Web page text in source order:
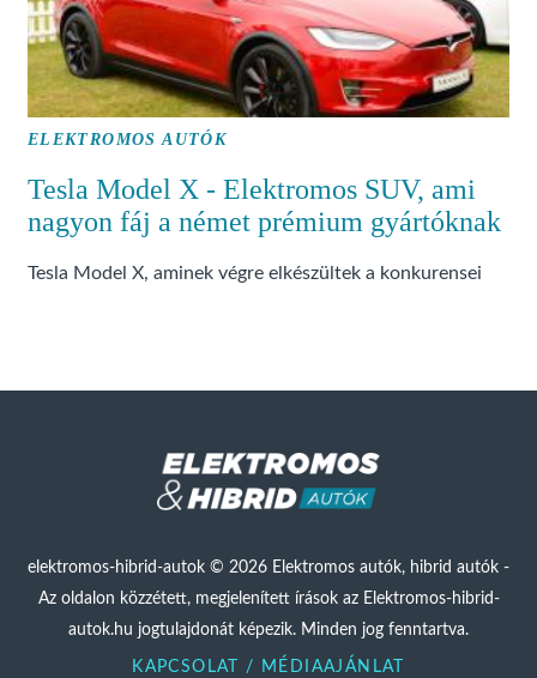
ELEKTROMOS AUTÓK
Tesla Model X - Elektromos SUV, ami
nagyon fáj a német prémium gyártóknak
Tesla Model X, aminek végre elkészültek a konkurensei
elektromos-hibrid-autok © 2026 Elektromos autók, hibrid autók -
Az oldalon közzétett, megjelenített írások az Elektromos-hibrid-
autok.hu jogtulajdonát képezik. Minden jog fenntartva.
KAPCSOLAT / MÉDIAAJÁNLAT